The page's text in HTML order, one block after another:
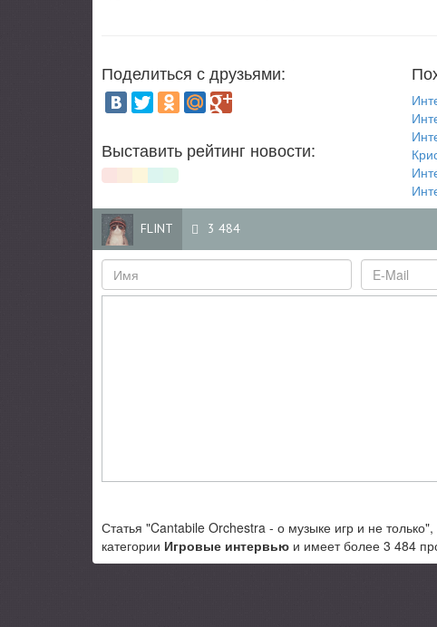
Поделиться с друзьями:
Выставить рейтинг новости:
FLINT 3 484
Статья "Cantabile Orchestra - о музыке игр и не
категории Игровые интервью и имеет более 3 484